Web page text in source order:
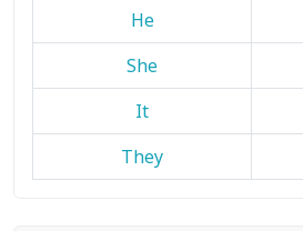
He
She
It
They